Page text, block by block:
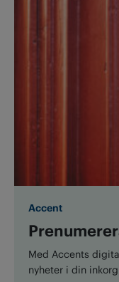
Accent
Med Accents
nyheter i din